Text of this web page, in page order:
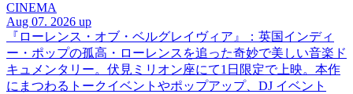
CINEMA
Aug 07. 2026 up
『ローレンス・オブ・ベルグレイヴィア』：英国インディ
ー・ポップの孤高・ローレンスを追った奇妙で美しい音楽ド
キュメンタリー。伏見ミリオン座にて1日限定で上映。本作
にまつわるトークイベントやポップアップ、DJ イベント